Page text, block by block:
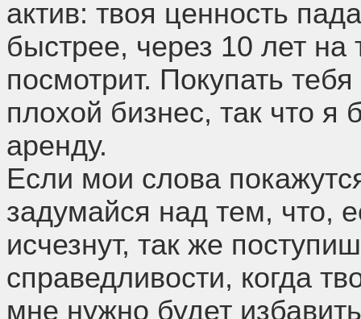
актив: твоя ценность
быстрее, через 10 лет на
посмотрит. Покупать
плохой бизнес, так что
аренду.
Если мои слова
задумайся над тем, что,
исчезнут, так же
справедливости, когда
мне нужно будет